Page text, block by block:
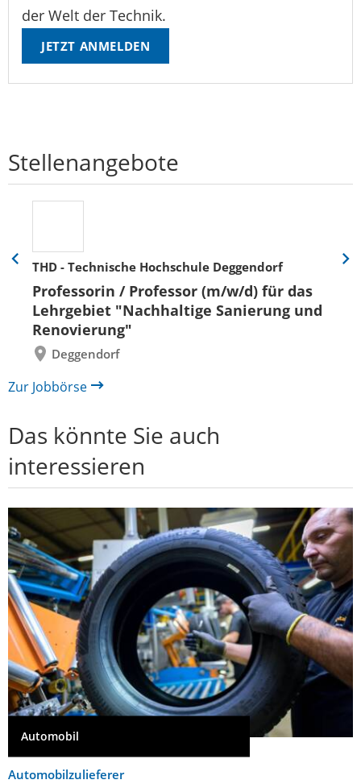
der Welt der Technik.
JETZT ANMELDEN
Stellenangebote
THD - Technische Hochschule Deggendorf
Professorin / Professor (m/w/d) für das
Lehrgebiet "Nachhaltige Sanierung und
Renovierung"
Deggendorf
Eine
zurück
Eine
Zur Jobbörse
Das könnte Sie auch
interessieren
Automobil
Automobilzulieferer